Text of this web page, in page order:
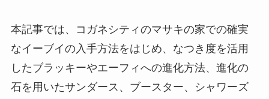
本記事では、コガネシティのマサキの家での確実
なイーブイの入手方法をはじめ、なつき度を活用
したブラッキーやエーフィへの進化方法、進化の
石を用いたサンダース、ブースター、シャワーズ